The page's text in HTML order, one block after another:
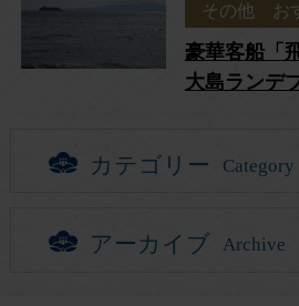
その他 お
豪華客船「
大島ランデ
カテゴリー Category
アーカイブ Archive